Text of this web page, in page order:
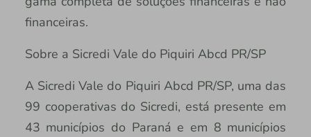
financeiras.
Sobre a Sicredi Vale do Piquiri Abcd PR/SP
A Sicredi Vale do Piquiri Abcd PR/SP, uma das
99 cooperativas do Sicredi, está presente em
43 municípios do Paraná e em 8 municípios